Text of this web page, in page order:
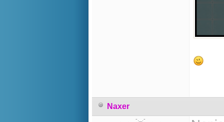
Naxer
-._.-